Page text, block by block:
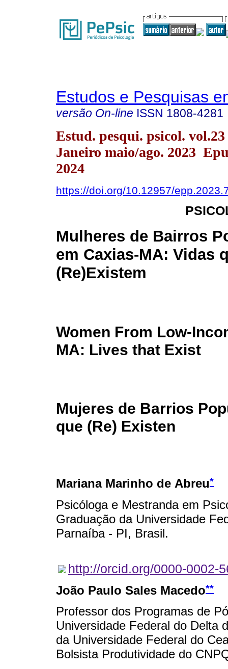
Estudos e Pesquisas
versão On-line ISSN 1808-4281
Estud. pesqui. psicol.
Janeiro maio/ago. 2023
2024
https://doi.org/10.12957/
Mulheres de Bairros
em Caxias-MA: Vidas
(Re)Existem
Women From Low-
MA: Lives that Exist
Mujeres de Barrios
que (Re) Existen
Mariana Marinho de Abreu*
Psicóloga e Mestranda em
Graduação da Universidade
Parnaíba - PI, Brasil.
http://orcid.org/0000-0002-
João Paulo Sales Macedo**
Professor dos Programas de
Universidade Federal do Delta
da Universidade Federal do
Bolsista Produtividade do